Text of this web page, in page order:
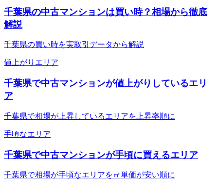
千葉県の中古マンションは買い時？相場から徹底
解説
千葉県の買い時を実取引データから解説
値上がりエリア
千葉県で中古マンションが値上がりしているエリ
ア
千葉県で相場が上昇しているエリアを上昇率順に
手頃なエリア
千葉県で中古マンションが手頃に買えるエリア
千葉県で相場が手頃なエリアを㎡単価が安い順に